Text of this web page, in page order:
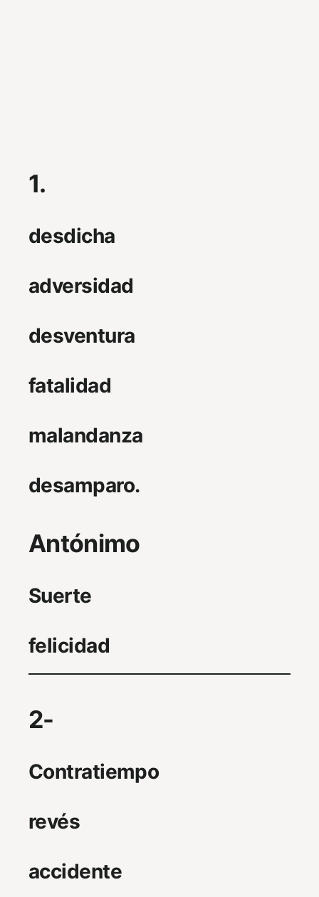
1.
desdicha
adversidad
desventura
fatalidad
malandanza
desamparo.
Antónimo
Suerte
felicidad
2-
Contratiempo
revés
accidente